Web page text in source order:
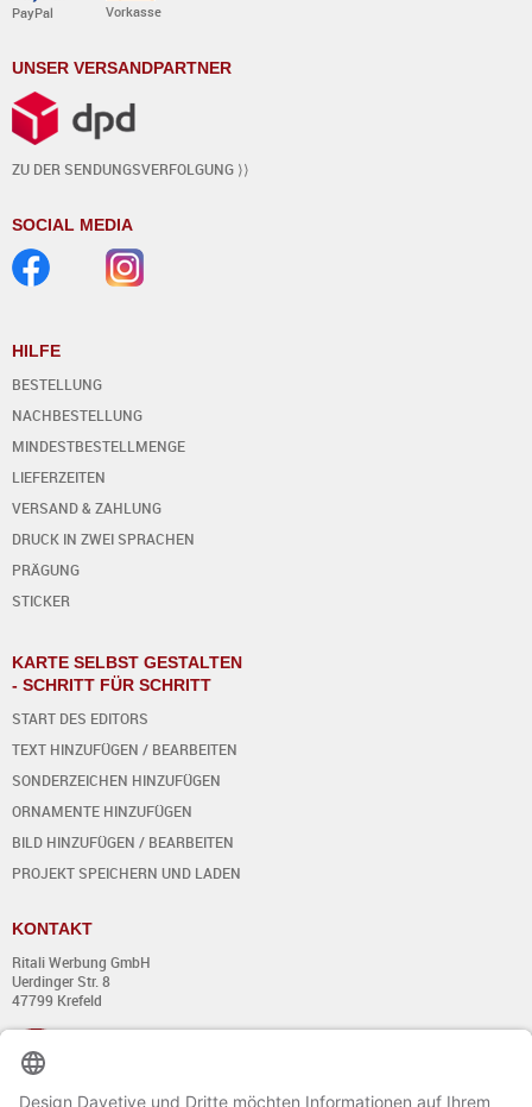
PayPal Vorkasse
UNSER VERSANDPARTNER
ZU DER SENDUNGSVERFOLGUNG ⟩⟩
SOCIAL MEDIA
HILFE
BESTELLUNG
NACHBESTELLUNG
MINDESTBESTELLMENGE
LIEFERZEITEN
VERSAND & ZAHLUNG
DRUCK IN ZWEI SPRACHEN
PRÄGUNG
STICKER
KARTE SELBST GESTALTEN
- SCHRITT FÜR SCHRITT
START DES EDITORS
TEXT HINZUFÜGEN / BEARBEITEN
SONDERZEICHEN HINZUFÜGEN
ORNAMENTE HINZUFÜGEN
BILD HINZUFÜGEN / BEARBEITEN
PROJEKT SPEICHERN UND LADEN
KONTAKT
Ritali Werbung GmbH
Uerdinger Str. 8
47799 Krefeld
+49 (0) 21 51 - 7 633 633